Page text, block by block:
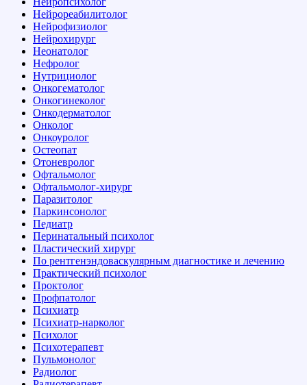
Нейрореабилитолог
Нейрофизиолог
Нейрохирург
Неонатолог
Нефролог
Нутрициолог
Онкогематолог
Онкогинеколог
Онкодерматолог
Онколог
Онкоуролог
Остеопат
Отоневролог
Офтальмолог
Офтальмолог-хирург
Паразитолог
Паркинсонолог
Педиатр
Перинатальный психолог
Пластический хирург
По рентгенэндоваскулярным диагностике и лечению
Практический психолог
Проктолог
Профпатолог
Психиатр
Психиатр-нарколог
Психолог
Психотерапевт
Пульмонолог
Радиолог